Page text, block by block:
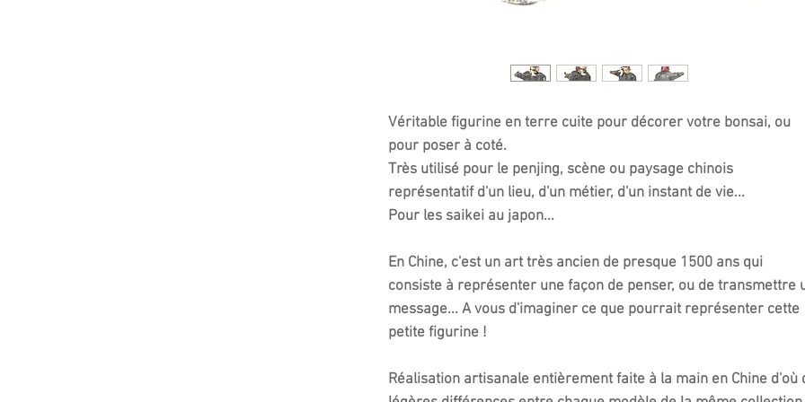
Véritable figurine en terre cuite pour décorer votre bonsai, ou
pour poser à coté.
Très utilisé pour le penjing, scène ou paysage chinois
représentatif d'un lieu, d'un métier, d'un instant de vie...
Pour les saikei au japon...
En Chine, c'est un art très ancien de presque 1500 ans qui
consiste à représenter une façon de penser, ou de transmettre
message... A vous d'imaginer ce que pourrait représenter cette
petite figurine !
Réalisation artisanale entièrement faite à la main en Chine d'où